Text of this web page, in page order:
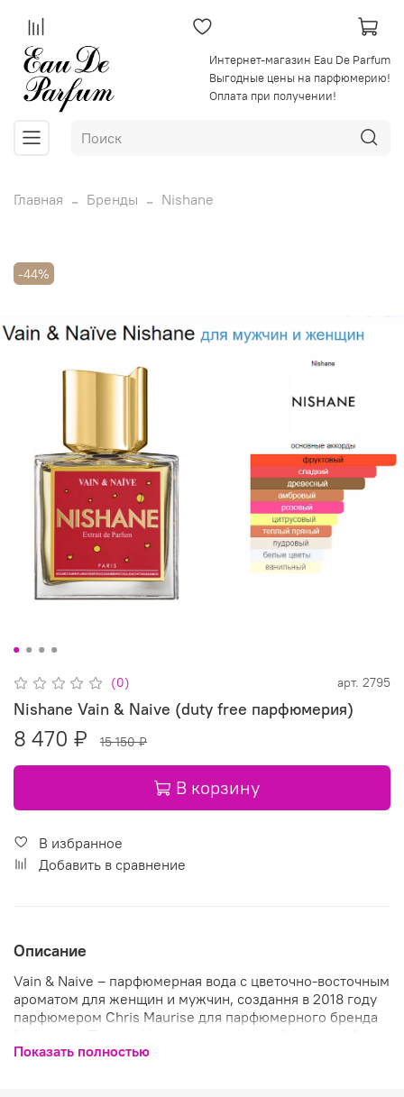
Интернет-магазин Eau De Parfum
Выгодные цены на парфюмерию!
Оплата при получении!
Главная Бренды Nishane
-44%
(0) арт. 2795
Nishane Vain & Naive (duty free парфюмерия)
8 470 ₽ 15 150 ₽
В корзину
В избранное
Добавить в сравнение
Описание
Vain & Naive – парфюмерная вода с цветочно-восточным
ароматом для женщин и мужчин, создання в 2018 году
парфюмером Chris Maurise для парфюмерного бренда
аромат Vain & Naive назван в честь волшебного цветка,
Показать полностью